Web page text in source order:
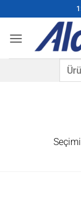
atla
Ara: